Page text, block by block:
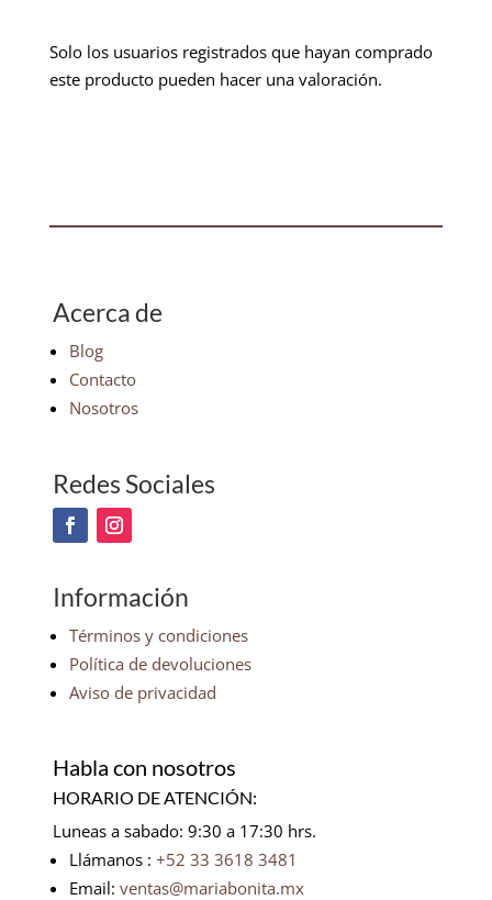
Solo los usuarios registrados que hayan comprado
este producto pueden hacer una valoración.
Acerca de
Blog
Contacto
Nosotros
Redes Sociales
Información
Términos y condiciones
Política de devoluciones
Aviso de privacidad
Habla con nosotros
HORARIO DE ATENCIÓN:
Luneas a sabado: 9:30 a 17:30 hrs.
Llámanos : +52 33 3618 3481
Email: ventas@mariabonita.mx